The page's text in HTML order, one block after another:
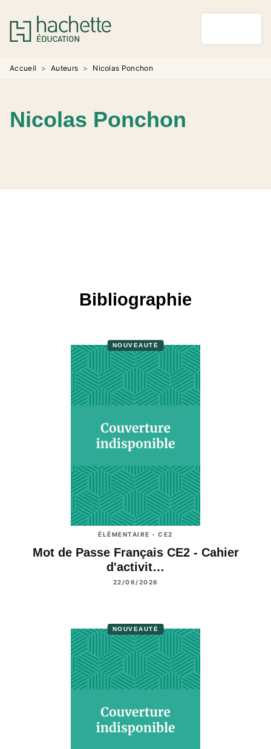
MENU RECHERCHE
PIED DE PAGE
Accueil > Auteurs > Nicolas Ponchon
Nicolas Ponchon
Bibliographie
NOUVEAUTÉ
ÉLÉMENTAIRE - CE2
Mot de Passe Français CE2 - Cahier
d'activit…
22/06/2026
NOUVEAUTÉ